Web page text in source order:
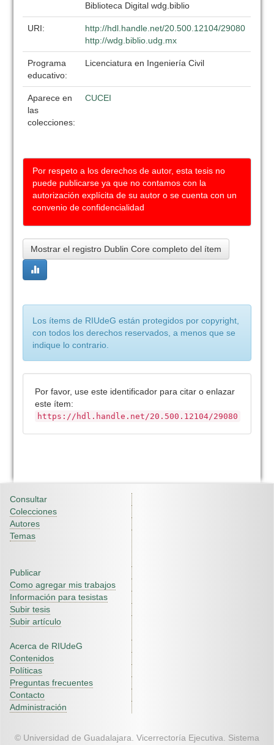
Biblioteca Digital wdg.biblio
URI:
http://hdl.handle.net/20.500.12104/29080
http://wdg.biblio.udg.mx
Programa
educativo:
Licenciatura en Ingeniería Civil
Aparece en
las
colecciones:
CUCEI
Por respeto a los derechos de autor, esta tesis no
puede publicarse ya que no contamos con la
autorización explícita de su autor o se cuenta con un
convenio de confidencialidad
Mostrar el registro Dublin Core completo del ítem
Los ítems de RIUdeG están protegidos por copyright,
con todos los derechos reservados, a menos que se
indique lo contrario.
Por favor, use este identificador para citar o enlazar
este ítem:
https://hdl.handle.net/20.500.12104/29080
Consultar
Colecciones
Autores
Temas
Publicar
Como agregar mis trabajos
Información para tesistas
Subir tesis
Subir artículo
Acerca de RIUdeG
Contenidos
Políticas
Preguntas frecuentes
Contacto
Administración
© Universidad de Guadalajara. Vicerrectoría Ejecutiva. Sistema